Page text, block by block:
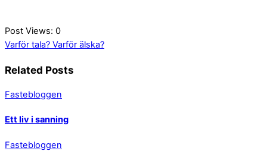
Post Views: 0
Varför tala? Varför älska?
Related Posts
Fastebloggen
Ett liv i sanning
Fastebloggen